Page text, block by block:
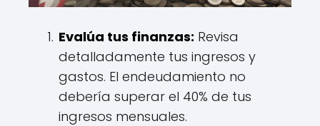
Evalúa tus finanzas: Revisa
detalladamente tus ingresos y
gastos. El endeudamiento no
debería superar el 40% de tus
ingresos mensuales.